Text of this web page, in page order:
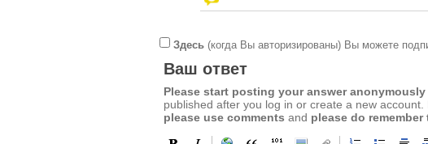
Здесь (когда Вы авторизированы) Вы можете
Ваш ответ
Please start posting your answer anonymously
published after you log in or create a new
please use comments and please do remember